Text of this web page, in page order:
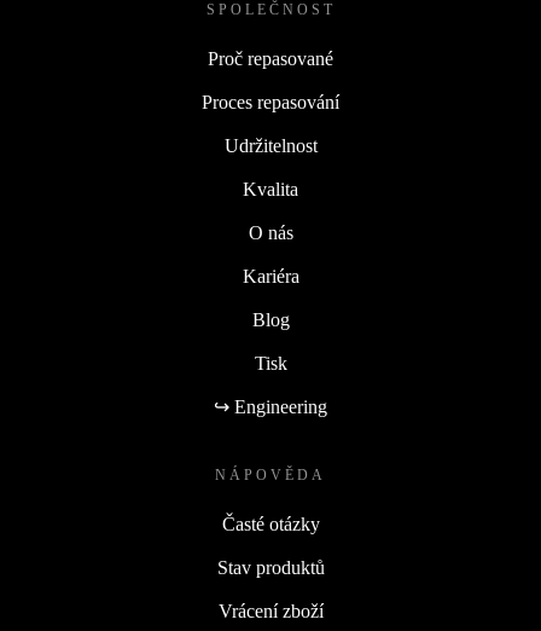
SPOLEČNOST
Proč repasované
Proces repasování
Udržitelnost
Kvalita
O nás
Kariéra
Blog
Tisk
↪ Engineering
NÁPOVĚDA
Časté otázky
Stav produktů
Vrácení zboží